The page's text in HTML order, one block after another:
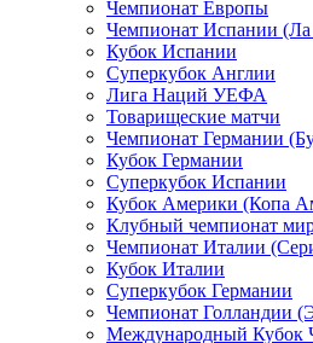
Чемпионат Европы
Чемпионат Испании
Кубок Испании
Суперкубок Англии
Лига Наций УЕФА
Товарищеские матчи
Чемпионат Германии
Кубок Германии
Суперкубок Испании
Кубок Америки (Копа
Клубный чемпионат
Чемпионат Италии
Кубок Италии
Суперкубок Германии
Чемпионат Голландии
Международный Кубок